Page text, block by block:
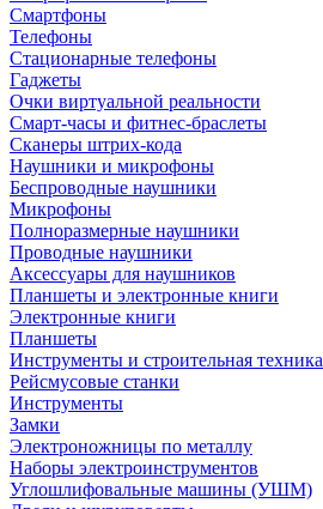
Смартфоны
Телефоны
Стационарные телефоны
Гаджеты
Очки виртуальной реальности
Смарт-часы и фитнес-браслеты
Сканеры штрих-кода
Наушники и микрофоны
Беспроводные наушники
Микрофоны
Полноразмерные наушники
Проводные наушники
Аксессуары для наушников
Планшеты и электронные книги
Электронные книги
Планшеты
Инструменты и строительная техника
Рейсмусовые станки
Инструменты
Замки
Электроножницы по металлу
Наборы электроинструментов
Углошлифовальные машины (УШМ)